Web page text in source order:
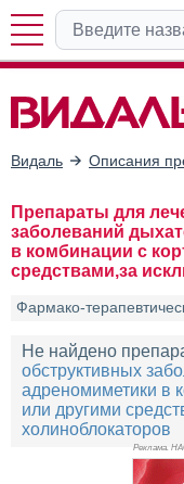
Видаль Описания
Препараты для
заболеваний
в комбинации с
средствами,за
Фармако-
Не найдено
обструктивных
адреномиметики в
или другими
холиноблокаторов
Реклама.